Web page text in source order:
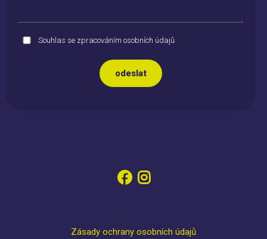
Souhlas se zpracováním osobních údajů
Zásady ochrany osobních údajů